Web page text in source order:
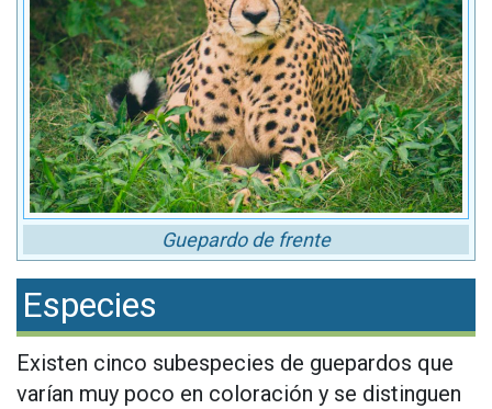
Guepardo de frente
Especies
Existen cinco subespecies de guepardos que
varían muy poco en coloración y se distinguen